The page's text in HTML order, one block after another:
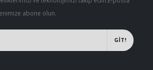
abone olun.
GİT!